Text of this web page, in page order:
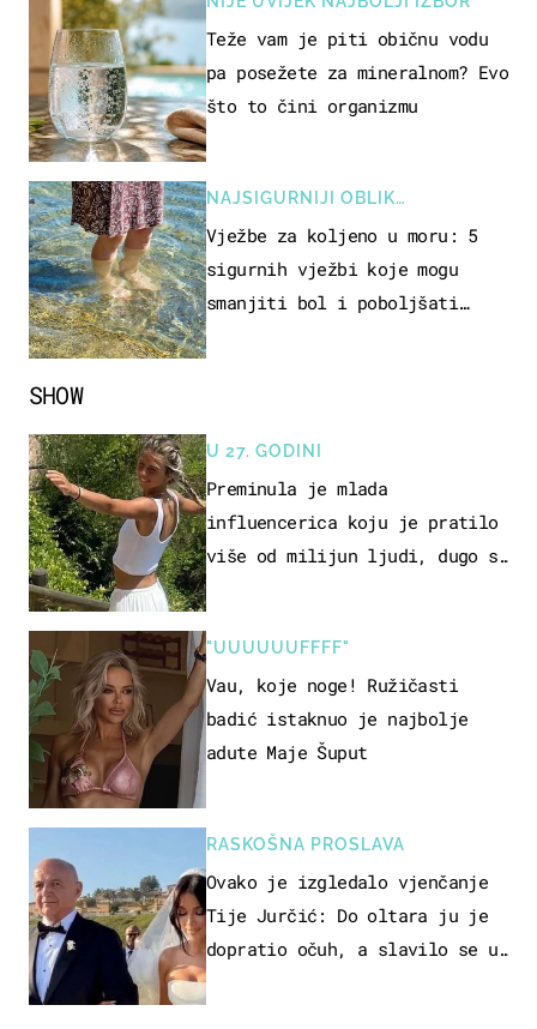
SHOW
U 27. GODINI
Preminula je mlada
influencerica koju je pratilo
više od milijun ljudi, dugo se
"UUUUUUFFFF"
Vau, koje noge! Ružičasti
badić istaknuo je najbolje
adute Maje Šuput
RASKOŠNA PROSLAVA
Ovako je izgledalo vjenčanje
Tije Jurčić: Do oltara ju je
dopratio očuh, a slavilo se uz
Teže vam je piti običnu vodu
pa posežete za mineralnom? Evo
što to čini organizmu
NAJSIGURNIJI OBLIK
REKREACIJE
Vježbe za koljeno u moru: 5
sigurnih vježbi koje mogu
smanjiti bol i poboljšati